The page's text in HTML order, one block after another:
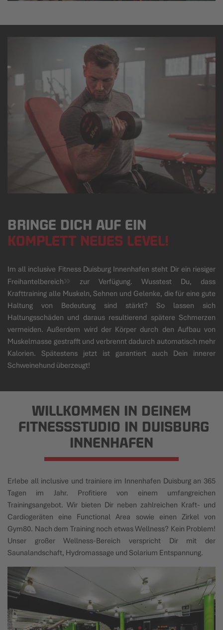
BRINGE DICH AUF EIN
KOMPLETT NEUES LEVEL!
Im all inclusive Fitness Duisburg Innenhafen steht Dir ein riesiger
Freihantelbereich
zur Verfügung. Wusstest Du, dass
Krafttraining alle Muskeln, Sehnen und Gelenke, die für eine gute
Haltung von Bedeutung sind stärkt? So lassen sich
Haltungsschäden und daraus resultierend spätere Schmerzen
vermeiden. Außerdem wird der Körper durch den Aufbau von
Muskelmasse gestrafft und verbrennt dadurch automatisch mehr
Kalorien. Spätestens jetzt ist garantiert auch Dein innerer
Schweinehund überzeugt!
WILLKOMMEN IN DEINEM
FITNESSSTUDIO IN DUISBURG
INNENHAFEN
Erlebe all inclusive und trainiere im Innenhafen Duisburg an 365
Tagen im Jahr. Profitiere von einem umfangreichen
Trainingsangebot. Wir bieten Dir neben zahlreichen Kraft- und
Cardiogeräten eine Functional Area sowie einen Zirkel von
Gym80. Nach dem Training noch etwas Wellness? Kein Problem!
Unser großer Wellness-Bereich verspricht Dir mit der
Saunalandschaft, Hydromassage und Solarium Entspannung.